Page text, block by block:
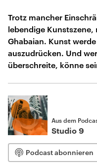
Trotz mancher
lebendige
Ghabaian. Kunst
auszudrücken. Und
überschreite, könne
Aus dem
Studio 9
Podcast abonnieren